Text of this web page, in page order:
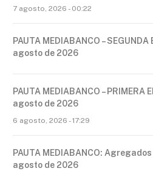
7 agosto, 2026 - 00:22
PAUTA MEDIABANCO –
agosto de 2026
PAUTA MEDIABANCO – PRIMERA
agosto de 2026
6 agosto, 2026 - 17:29
PAUTA MEDIABANCO: Agregados
agosto de 2026